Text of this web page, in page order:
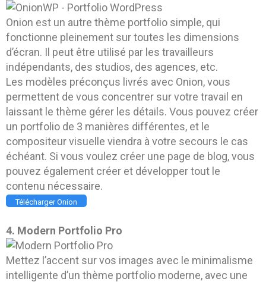
Onion est un autre thème portfolio simple, qui
fonctionne pleinement sur toutes les dimensions
d’écran. Il peut être utilisé par les travailleurs
indépendants, des studios, des agences, etc.
Les modèles préconçus livrés avec Onion, vous
permettent de vous concentrer sur votre travail en
laissant le thème gérer les détails. Vous pouvez créer
un portfolio de 3 manières différentes, et le
compositeur visuelle viendra à votre secours le cas
échéant. Si vous voulez créer une page de blog, vous
pouvez également créer et développer tout le
contenu nécessaire.
Télécharger Onion
4. Modern Portfolio Pro
Mettez l’accent sur vos images avec le minimalisme
intelligente d’un thème portfolio moderne, avec une